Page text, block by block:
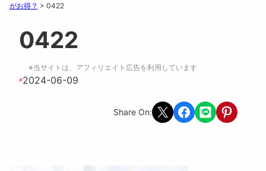
がお得？ > 0422
0422
※当サイトは、アフィリエイト広告を利用しています
#2024-06-09
Share On: Share on X Share on Facebook
Share on LINEShare on